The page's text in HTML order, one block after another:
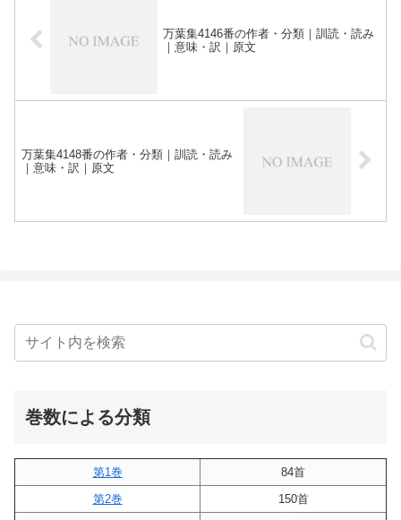
万葉集4146番の作者・分類｜訓読・読み
｜意味・訳｜原文
万葉集4148番の作者・分類｜訓読・読み
｜意味・訳｜原文
巻数による分類
第1巻
84首
第2巻
150首